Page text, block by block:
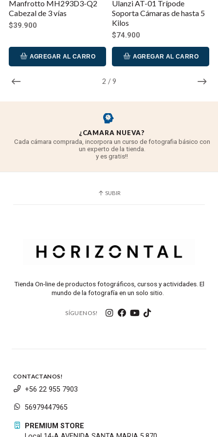
2 / 9
Manfrotto MH293D3-Q2
Cabezal de 3 vías
$39.900
AGREGAR AL CARRO
Ulanzi AT-01 Trípode
Soporta Cámaras de hasta 5
Kilos
$74.900
AGREGAR AL CARRO
¿CAMARA NUEVA?
Cada cámara comprada, incorpora un curso de fotografia básico con
un experto de la tienda.
y es gratis!!
SUBIR
Tienda On-line de productos fotográficos, cursos y actividades. El
mundo de la fotografía en un solo sitio.
SÍGUENOS!
CONTACTANOS!
+56 22 955 7903
56979447965
PREMIUM STORE